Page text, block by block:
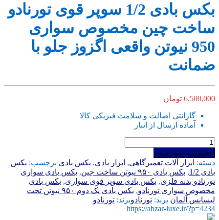
بکس بادی 1/2 سوپر قوی تورنادو
ساخت چین مخصوص سواری
950 نیوتن واقعی اگزوز جلو با
ضمانت
6,500,000 تومان
گارانتی اصالت و سلامت فیزیکی کالا
آماده ارسال از انبار
بکس
بادی
1/2
سوپر
قوی
تورنادو
ساخت
چین
مخصوص
افزودن به سبد خرید
دسته: ابزار آلات تعمیرگاهی, ابزار بادی, بکس بادی برچسب: بکس
بادی 1/2
, بکس بادی ۹۵۰ نیوتن ساخت جین , بکس بادی سواری
تورنادو بدنه فلزی, بکس بادی سوپر قوی سواری, بکس بادی
مخصوص سواری تورنادو,
بکس بادی یک دوم ۹۵۰ نیوتن تحت
لیسانس آلمان برند: تورنادوبرند: تورنادو
https://abzar-luxe.ir/?p=4234